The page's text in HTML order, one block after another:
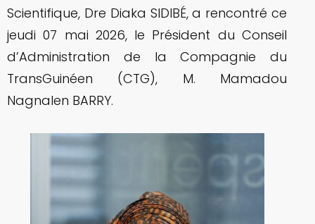
Scientifique, Dre Diaka SIDIBÉ, a rencontré ce
jeudi 07 mai 2026, le Président du Conseil
d’Administration de la Compagnie du
TransGuinéen (CTG), M. Mamadou
Nagnalen BARRY.